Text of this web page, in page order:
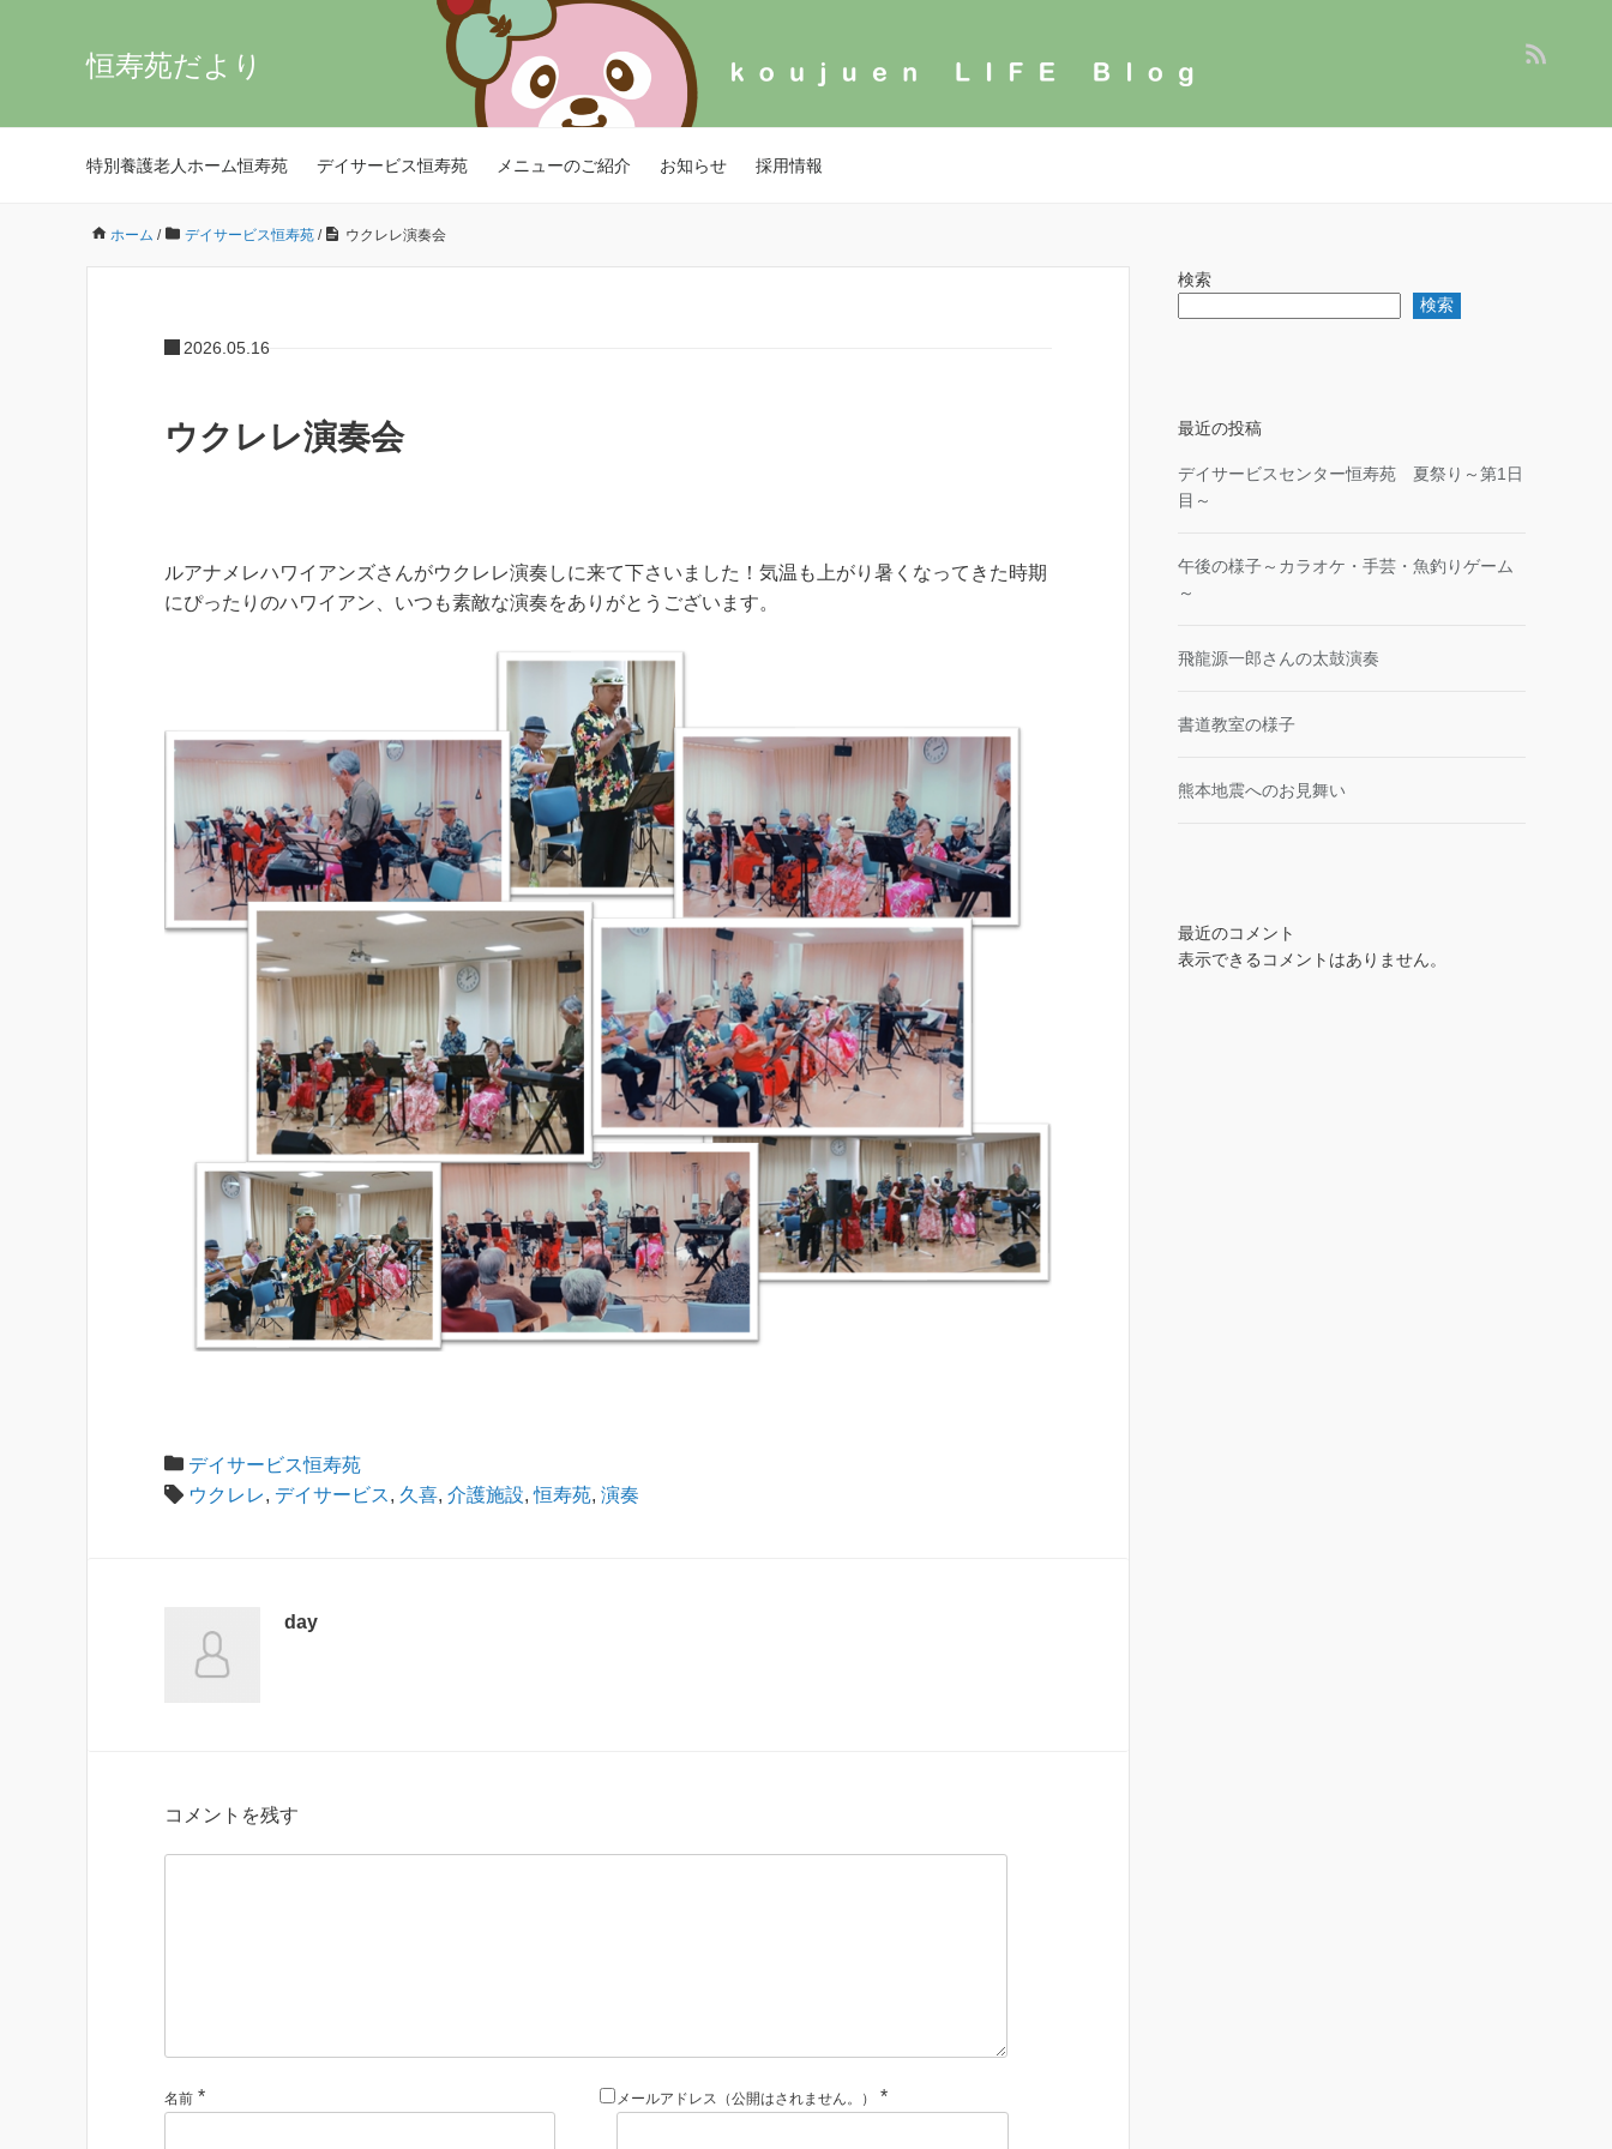
恒寿苑だより
特別養護老人ホーム恒寿苑 デイサービス恒寿苑 メニューのご紹介 お知らせ 採用情報
ホーム / デイサービス恒寿苑 / ウクレレ演奏会
2026.05.16
ウクレレ演奏会
ルアナメレハワイアンズさんがウクレレ演奏しに来て下さいました！気温も上がり暑くなってきた時期
にぴったりのハワイアン、いつも素敵な演奏をありがとうございます。
デイサービス恒寿苑
ウクレレ, デイサービス, 久喜, 介護施設,恒寿苑, 演奏
day
コメントを残す
名前 * メールアドレス（公開はされません。） *
検索
検索
最近の投稿
デイサービスセンター恒寿苑 夏祭り～第1日
目～
午後の様子～カラオケ・手芸・魚釣りゲーム
～
飛龍源一郎さんの太鼓演奏
書道教室の様子
熊本地震へのお見舞い
最近のコメント
表示できるコメントはありません。